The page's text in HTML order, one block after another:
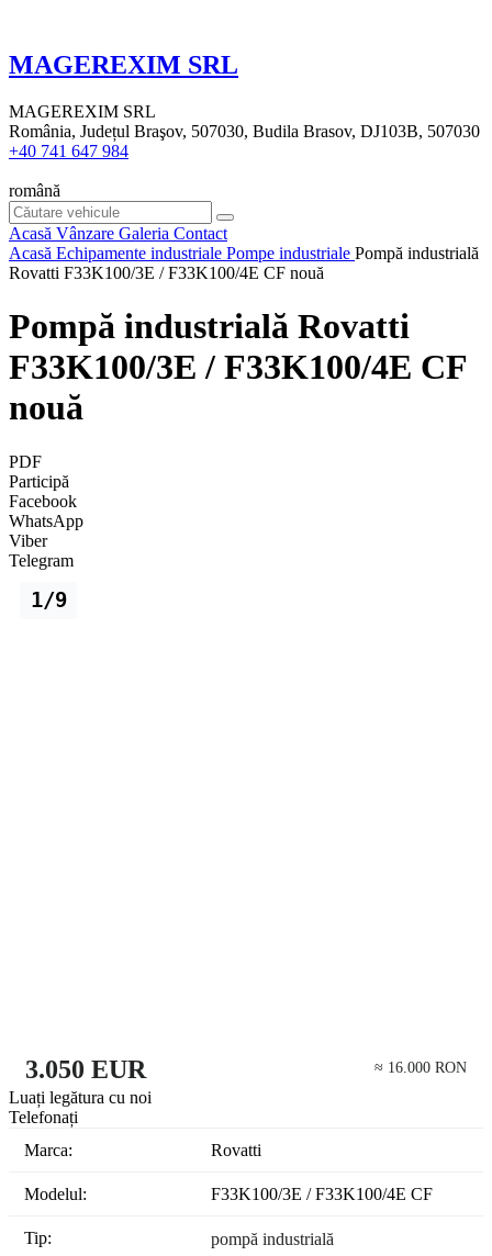
MAGEREXIM SRL
MAGEREXIM SRL
România, Județul Braşov, 507030, Budila Brasov, DJ103B, 507030
+40 741 647 984
română
Acasă Vânzare Galeria Contact
Acasă Echipamente industriale Pompe industriale Pompă industrială
Rovatti F33K100/3E / F33K100/4E CF nouă
Pompă industrială Rovatti
F33K100/3E / F33K100/4E CF
nouă
PDF
Participă
Facebook
WhatsApp
Viber
Telegram
1/9
3.050 EUR ≈ 16.000 RON
Luați legătura cu noi
Telefonați
Marca:
Rovatti
Modelul: F33K100/3E / F33K100/4E CF
Tip: pompă industrială